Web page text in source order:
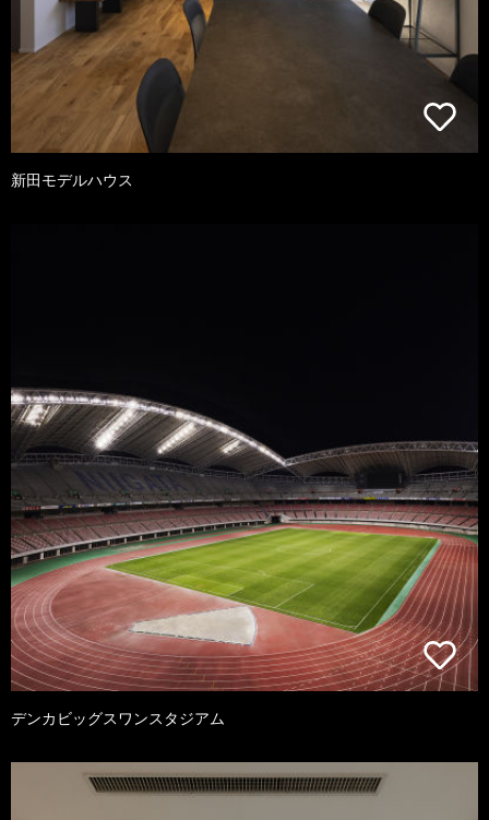
新田モデルハウス
デンカビッグスワンスタジアム